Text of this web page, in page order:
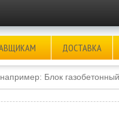
ДОСТАВКА